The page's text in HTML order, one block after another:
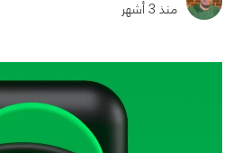
2
منذ 3 أشهر